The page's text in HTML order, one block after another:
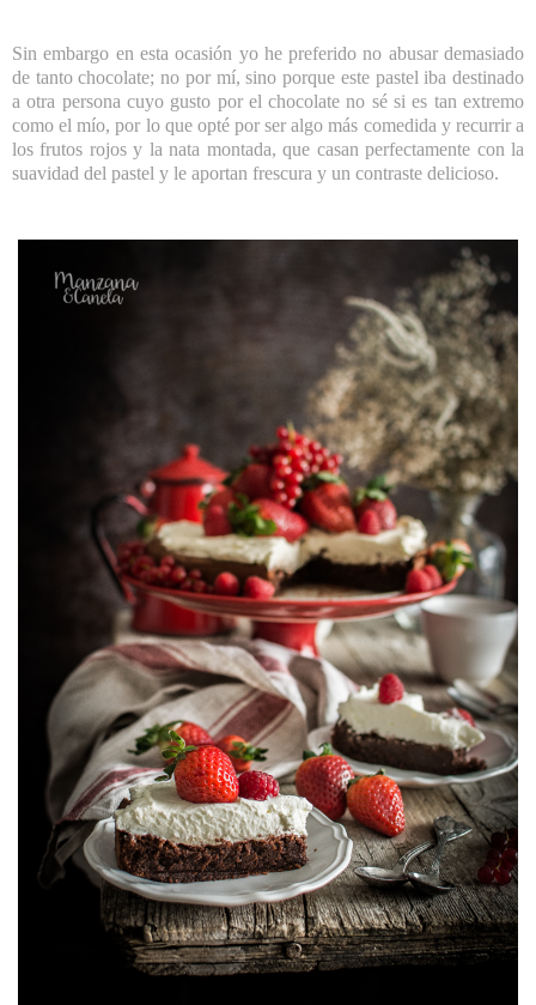
Sin embargo en esta ocasión yo he preferido no abusar demasiado
de tanto chocolate; no por mí, sino porque este pastel iba destinado
a otra persona cuyo gusto por el chocolate no sé si es tan extremo
como el mío, por lo que opté por ser algo más comedida y recurrir a
los frutos rojos y la nata montada, que casan perfectamente con la
suavidad del pastel y le aportan frescura y un contraste delicioso.